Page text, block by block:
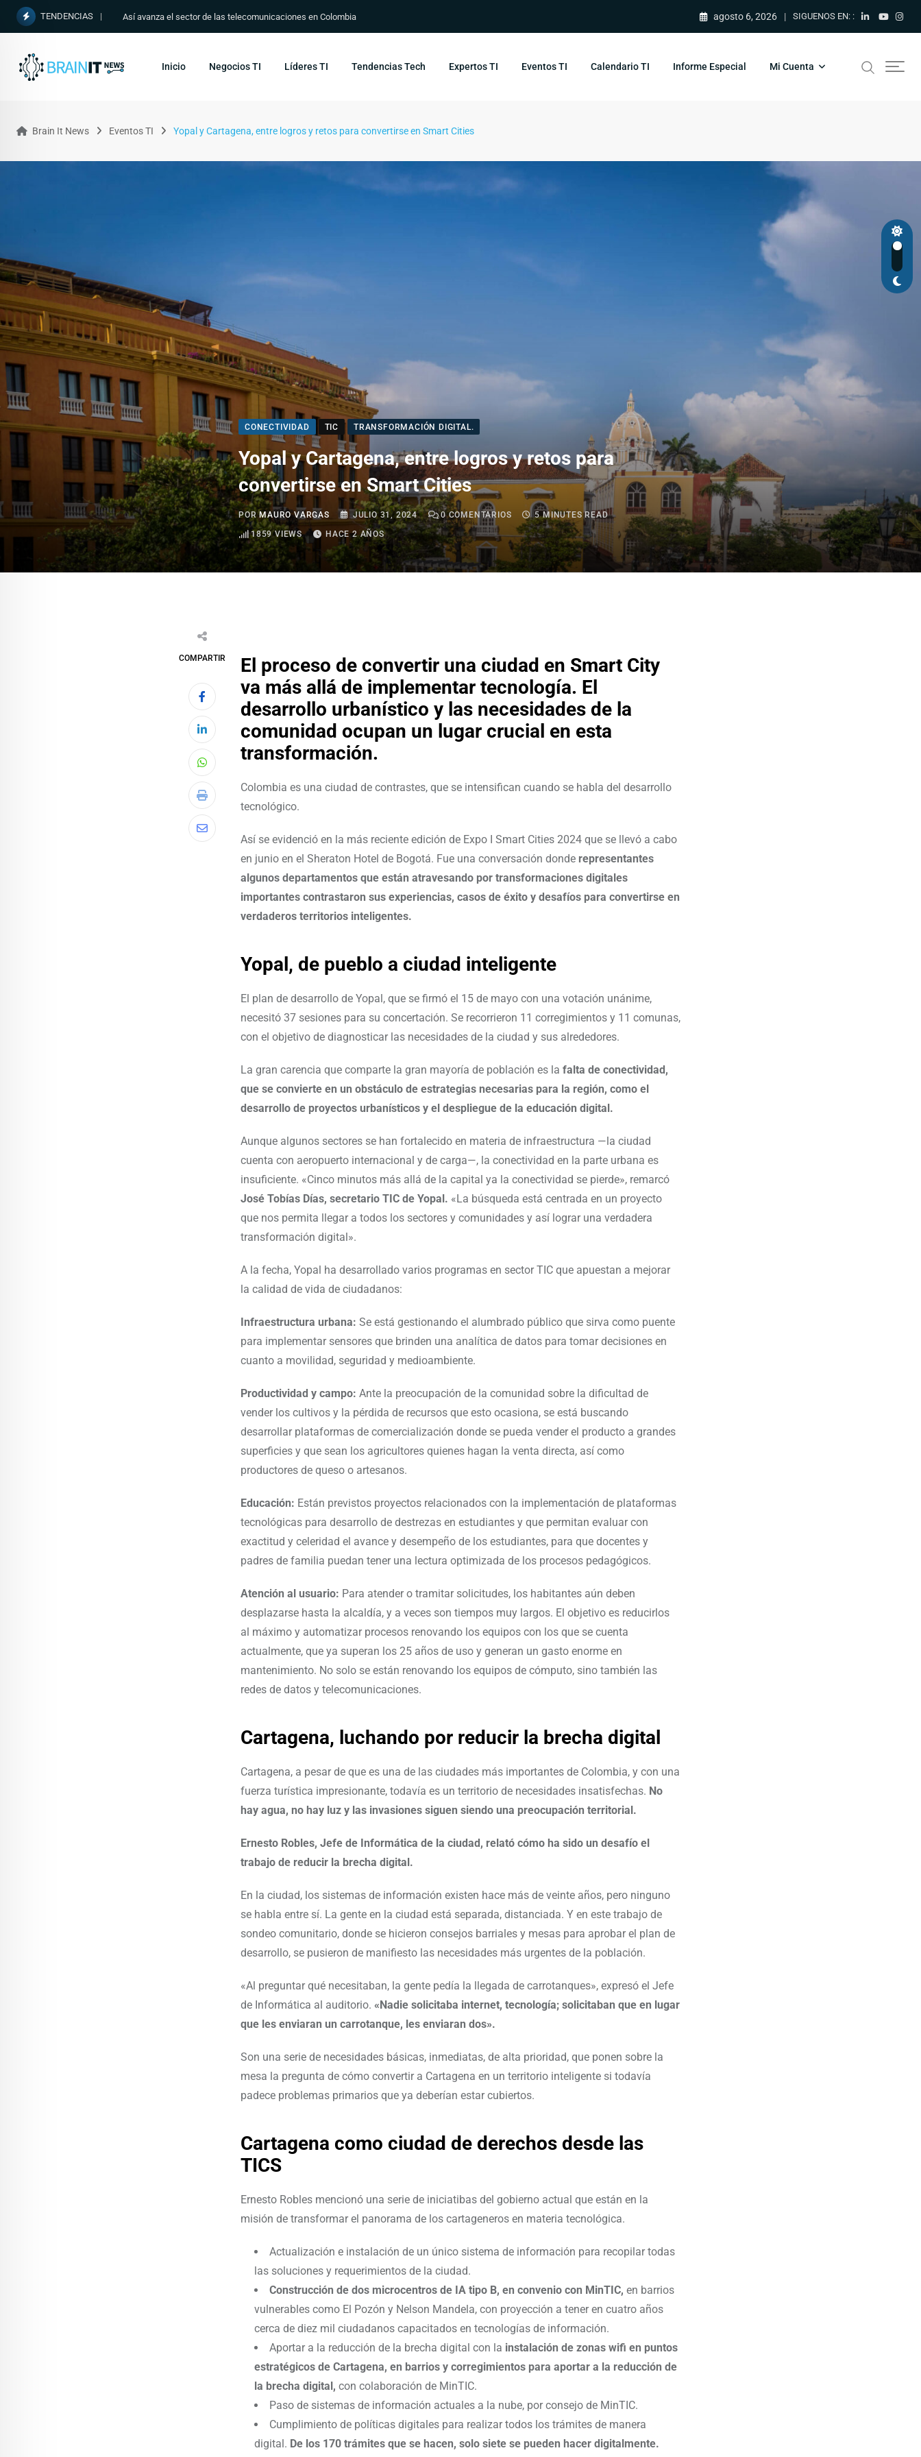
TENDENCIAS Así avanza el sector de las telecomunicaciones en Colombia agosto 6, 2026 SIGUENOS EN: :
Inicio Negocios TI Líderes TI Tendencias Tech Expertos TI Eventos TI Calendario TI Informe Especial Mi Cuenta
Brain It News Eventos TI Yopal y Cartagena, entre logros y retos para convertirse en Smart Cities
CONECTIVIDAD TIC TRANSFORMACIÓN DIGITAL.
Yopal y Cartagena, entre logros y retos para
convertirse en Smart Cities
PORMAURO VARGAS JULIO 31, 2024 0COMENTARIOS
5 MINUTES READ
1859VIEWS HACE 2 AÑOS
COMPARTIR
El proceso de convertir una ciudad en Smart City
va más allá de implementar tecnología. El
desarrollo urbanístico y las necesidades de la
comunidad ocupan un lugar crucial en esta
transformación.
Colombia es una ciudad de contrastes, que se intensifican cuando se habla del desarrollo
tecnológico.
Así se evidenció en la más reciente edición de Expo I Smart Cities 2024 que se llevó a cabo
en junio en el Sheraton Hotel de Bogotá. Fue una conversación donde representantes
algunos departamentos que están atravesando por transformaciones digitales
importantes contrastaron sus experiencias, casos de éxito y desafíos para convertirse en
verdaderos territorios inteligentes.
Yopal, de pueblo a ciudad inteligente
El plan de desarrollo de Yopal, que se firmó el 15 de mayo con una votación unánime,
necesitó 37 sesiones para su concertación. Se recorrieron 11 corregimientos y 11 comunas,
con el objetivo de diagnosticar las necesidades de la ciudad y sus alrededores.
La gran carencia que comparte la gran mayoría de población es la falta de conectividad,
que se convierte en un obstáculo de estrategias necesarias para la región, como el
desarrollo de proyectos urbanísticos y el despliegue de la educación digital.
Aunque algunos sectores se han fortalecido en materia de infraestructura —la ciudad
cuenta con aeropuerto internacional y de carga—, la conectividad en la parte urbana es
insuficiente. «Cinco minutos más allá de la capital ya la conectividad se pierde», remarcó
José Tobías Días, secretario TIC de Yopal. «La búsqueda está centrada en un proyecto
que nos permita llegar a todos los sectores y comunidades y así lograr una verdadera
transformación digital».
A la fecha, Yopal ha desarrollado varios programas en sector TIC que apuestan a mejorar
la calidad de vida de ciudadanos:
Infraestructura urbana: Se está gestionando el alumbrado público que sirva como puente
para implementar sensores que brinden una analítica de datos para tomar decisiones en
cuanto a movilidad, seguridad y medioambiente.
Productividad y campo: Ante la preocupación de la comunidad sobre la dificultad de
vender los cultivos y la pérdida de recursos que esto ocasiona, se está buscando
desarrollar plataformas de comercialización donde se pueda vender el producto a grandes
superficies y que sean los agricultores quienes hagan la venta directa, así como
productores de queso o artesanos.
Educación: Están previstos proyectos relacionados con la implementación de plataformas
tecnológicas para desarrollo de destrezas en estudiantes y que permitan evaluar con
exactitud y celeridad el avance y desempeño de los estudiantes, para que docentes y
padres de familia puedan tener una lectura optimizada de los procesos pedagógicos.
Atención al usuario: Para atender o tramitar solicitudes, los habitantes aún deben
desplazarse hasta la alcaldía, y a veces son tiempos muy largos. El objetivo es reducirlos
al máximo y automatizar procesos renovando los equipos con los que se cuenta
actualmente, que ya superan los 25 años de uso y generan un gasto enorme en
mantenimiento. No solo se están renovando los equipos de cómputo, sino también las
redes de datos y telecomunicaciones.
Cartagena, luchando por reducir la brecha digital
Cartagena, a pesar de que es una de las ciudades más importantes de Colombia, y con una
fuerza turística impresionante, todavía es un territorio de necesidades insatisfechas. No
hay agua, no hay luz y las invasiones siguen siendo una preocupación territorial.
Ernesto Robles, Jefe de Informática de la ciudad, relató cómo ha sido un desafío el
trabajo de reducir la brecha digital.
En la ciudad, los sistemas de información existen hace más de veinte años, pero ninguno
se habla entre sí. La gente en la ciudad está separada, distanciada. Y en este trabajo de
sondeo comunitario, donde se hicieron consejos barriales y mesas para aprobar el plan de
desarrollo, se pusieron de manifiesto las necesidades más urgentes de la población.
«Al preguntar qué necesitaban, la gente pedía la llegada de carrotanques», expresó el Jefe
de Informática al auditorio. «Nadie solicitaba internet, tecnología; solicitaban que en lugar
que les enviaran un carrotanque, les enviaran dos».
Son una serie de necesidades básicas, inmediatas, de alta prioridad, que ponen sobre la
mesa la pregunta de cómo convertir a Cartagena en un territorio inteligente si todavía
padece problemas primarios que ya deberían estar cubiertos.
Cartagena como ciudad de derechos desde las
TICS
Ernesto Robles mencionó una serie de iniciatibas del gobierno actual que están en la
misión de transformar el panorama de los cartageneros en materia tecnológica.
Actualización e instalación de un único sistema de información para recopilar todas
las soluciones y requerimientos de la ciudad.
Construcción de dos microcentros de IA tipo B, en convenio con MinTIC, en barrios
vulnerables como El Pozón y Nelson Mandela, con proyección a tener en cuatro años
cerca de diez mil ciudadanos capacitados en tecnologías de información.
Aportar a la reducción de la brecha digital con la instalación de zonas wifi en puntos
estratégicos de Cartagena, en barrios y corregimientos para aportar a la reducción de
la brecha digital, con colaboración de MinTIC.
Paso de sistemas de información actuales a la nube, por consejo de MinTIC.
Cumplimiento de políticas digitales para realizar todos los trámites de manera
digital. De los 170 trámites que se hacen, solo siete se pueden hacer digitalmente.